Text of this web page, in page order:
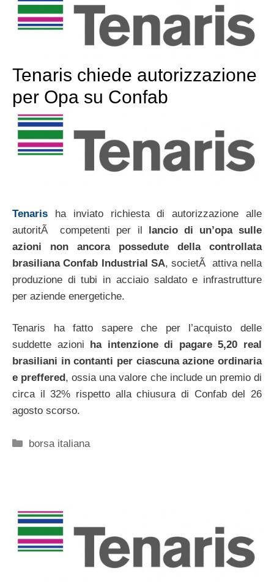
Tenaris chiede autorizzazione
per Opa su Confab
Tenaris ha inviato richiesta di autorizzazione alle
autoritÃ competenti per il lancio di un’opa sulle
azioni non ancora possedute della controllata
brasiliana Confab Industrial SA, societÃ attiva nella
produzione di tubi in acciaio saldato e infrastrutture
per aziende energetiche.
Tenaris ha fatto sapere che per l’acquisto delle
suddette azioni ha intenzione di pagare 5,20 real
brasiliani in contanti per ciascuna azione ordinaria
e preffered, ossia una valore che include un premio di
circa il 32% rispetto alla chiusura di Confab del 26
agosto scorso.
Categorie
borsa italiana